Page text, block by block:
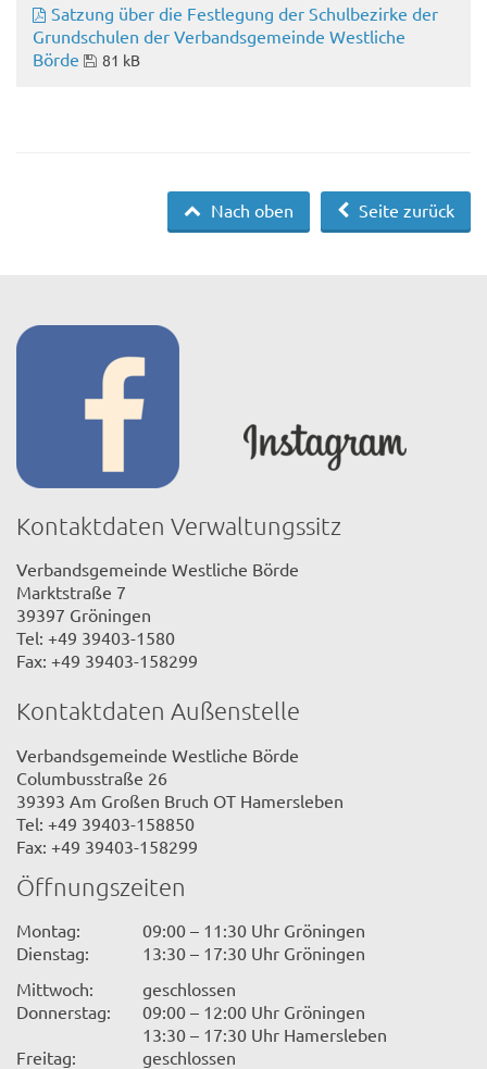
Satzung über die Festlegung der Schulbezirke der
Grundschulen der Verbandsgemeinde Westliche
Börde
81 kB
Seite zurück
Nach oben
Kontaktdaten Verwaltungssitz
Verbandsgemeinde Westliche Börde
Marktstraße 7
39397 Gröningen
Tel: +49 39403-1580
Fax: +49 39403-158299
Kontaktdaten Außenstelle
Verbandsgemeinde Westliche Börde
Columbusstraße 26
39393 Am Großen Bruch OT Hamersleben
Tel: +49 39403-158850
Fax: +49 39403-158299
Öffnungszeiten
Montag:
09:00 – 11:30 Uhr Gröningen
Dienstag:
13:30 – 17:30 Uhr Gröningen
Mittwoch:
geschlossen
Donnerstag:
09:00 – 12:00 Uhr Gröningen
13:30 – 17:30 Uhr Hamersleben
Freitag:
geschlossen